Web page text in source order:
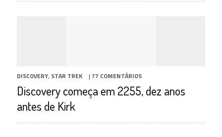
DISCOVERY, STAR TREK | 77 COMENTÁRIOS
Discovery começa em 2255, dez anos
antes de Kirk